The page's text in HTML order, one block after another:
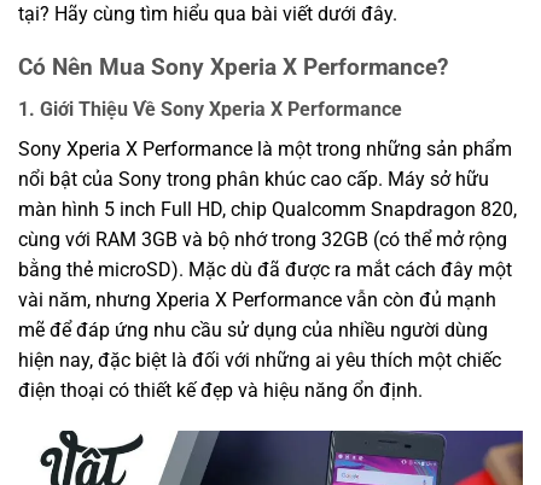
tại? Hãy cùng tìm hiểu qua bài viết dưới đây.
Có Nên Mua Sony Xperia X Performance?
1. Giới Thiệu Về Sony Xperia X Performance
Sony Xperia X Performance là một trong những sản phẩm
nổi bật của Sony trong phân khúc cao cấp. Máy sở hữu
màn hình 5 inch Full HD, chip Qualcomm Snapdragon 820,
cùng với RAM 3GB và bộ nhớ trong 32GB (có thể mở rộng
bằng thẻ microSD). Mặc dù đã được ra mắt cách đây một
vài năm, nhưng Xperia X Performance vẫn còn đủ mạnh
mẽ để đáp ứng nhu cầu sử dụng của nhiều người dùng
hiện nay, đặc biệt là đối với những ai yêu thích một chiếc
điện thoại có thiết kế đẹp và hiệu năng ổn định.